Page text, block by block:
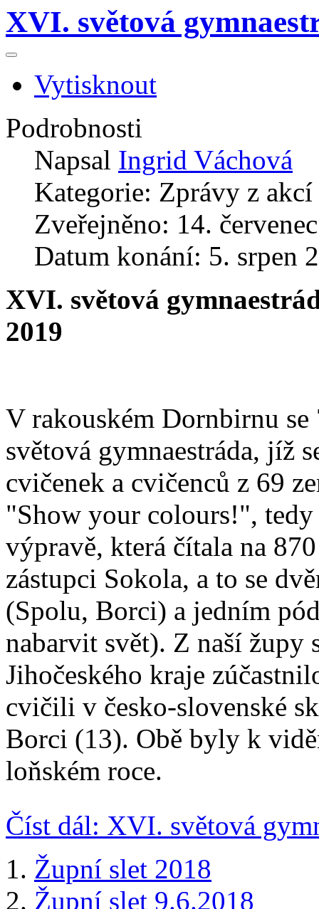
XVI. světová
Vytisknout
Podrobnosti
Napsal Ingrid Váchová
Kategorie: Zprávy z akcí
Zveřejněno: 14.
Datum konání: 5. srpen
XVI. světová
2019
V rakouském Dornbirnu
světová gymnaestráda, jíž
cvičenek a cvičenců z 69
"Show your colours!", tedy
výpravě, která čítala na
zástupci Sokola, a to se
(Spolu, Borci) a jedním
nabarvit svět). Z naší župy
Jihočeského kraje
cvičili v česko-slovenské
Borci (13). Obě byly k
loňském roce.
Číst dál: XVI. světová
Župní slet 2018
Župní slet 9.6.2018